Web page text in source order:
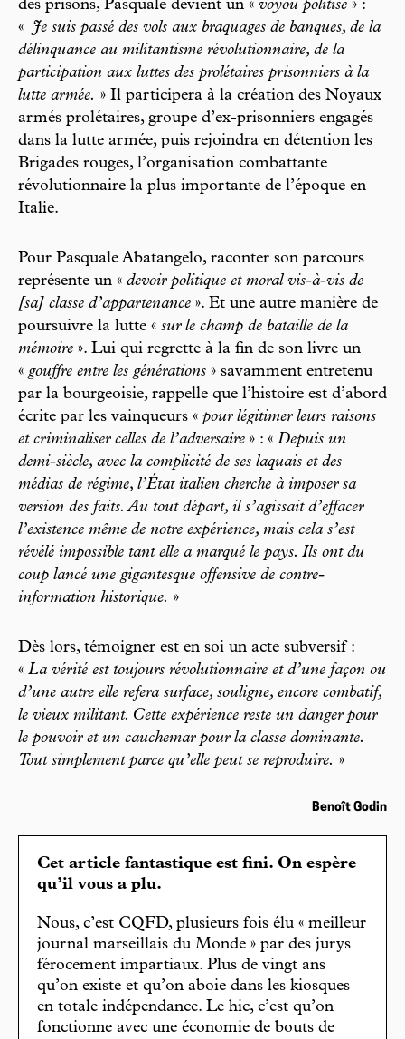
des prisons, Pasquale devient un « voyou politisé » :
«
Je suis passé des vols aux braquages de banques, de la
délinquance au militantisme révolutionnaire, de la
participation aux luttes des prolétaires prisonniers à la
lutte armée. » Il participera à la création des Noyaux
armés prolétaires, groupe d’ex-prisonniers engagés
dans la lutte armée, puis rejoindra en détention les
Brigades rouges, l’organisation combattante
révolutionnaire la plus importante de l’époque en
Italie.
Pour Pasquale Abatangelo, raconter son parcours
représente un « devoir politique et moral vis-à-vis de
[sa] classe d’appartenance ». Et une autre manière de
poursuivre la lutte « sur le champ de bataille de la
mémoire ». Lui qui regrette à la fin de son livre un
« gouffre entre les générations » savamment entretenu
par la bourgeoisie, rappelle que l’histoire est d’abord
écrite par les vainqueurs « pour légitimer leurs raisons
et criminaliser celles de l’adversaire » : « Depuis un
demi-siècle, avec la complicité de ses laquais et des
médias de régime, l’État italien cherche à imposer sa
version des faits. Au tout départ, il s’agissait d’effacer
l’existence même de notre expérience, mais cela s’est
révélé impossible tant elle a marqué le pays. Ils ont du
coup lancé une gigantesque offensive de contre-
information historique. »
Dès lors, témoigner est en soi un acte subversif :
« La vérité est toujours révolutionnaire et d’une façon ou
d’une autre elle refera surface, souligne, encore combatif,
le vieux militant. Cette expérience reste un danger pour
le pouvoir et un cauchemar pour la classe dominante.
Tout simplement parce qu’elle peut se reproduire. »
Benoît Godin
Cet article fantastique est fini. On espère
qu’il vous a plu.
Nous, c’est CQFD, plusieurs fois élu « meilleur
journal marseillais du Monde » par des jurys
férocement impartiaux. Plus de vingt ans
qu’on existe et qu’on aboie dans les kiosques
en totale indépendance. Le hic, c’est qu’on
fonctionne avec une économie de bouts de